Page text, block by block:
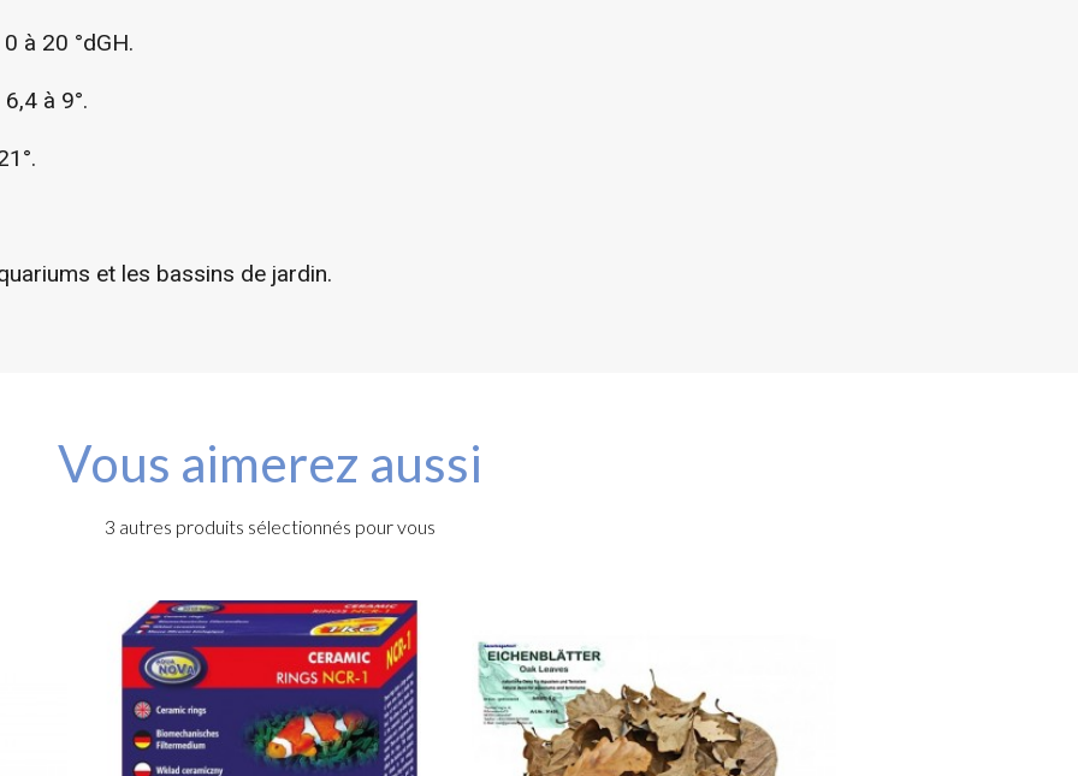
à 20 °dGH.
à 9°.
et les bassins de jardin.
Vous aimerez aussi
3 autres produits sélectionnés pour vous